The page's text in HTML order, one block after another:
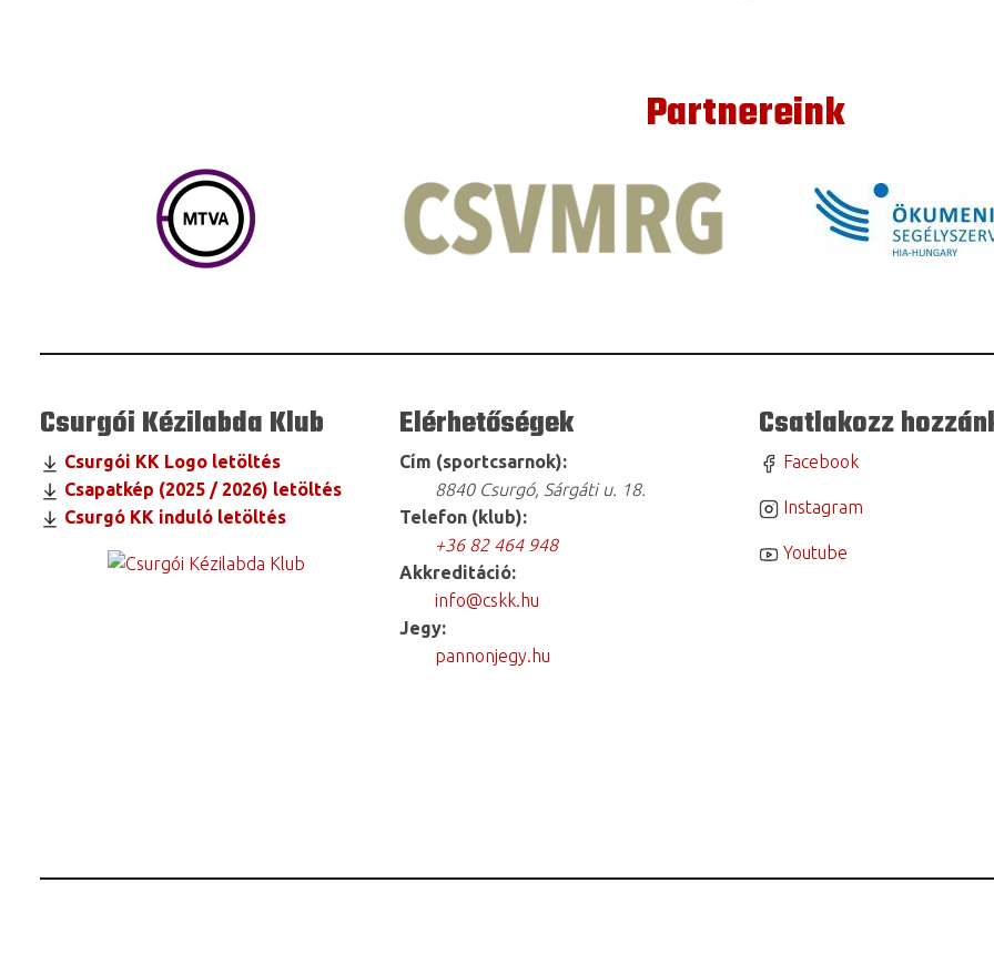
Partnereink
Csurgói Kézilabda Klub
Csurgói KK Logo letöltés
Csapatkép (2025 / 2026) letöltés
Csurgó KK induló letöltés
Elérhetőségek
Cím (sportcsarnok):
8840 Csurgó, Sárgáti u. 18.
Telefon (klub):
+36 82 464 948
Akkreditáció:
info@cskk.hu
Jegy:
pannonjegy.hu
Csatlakozz
Facebook
Instagram
Youtube